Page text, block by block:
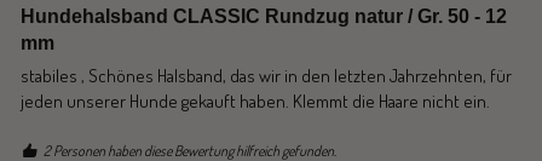
Hundehalsband CLASSIC Rundzug natur / Gr. 50 - 12
mm
stabiles , Schönes Halsband, das wir in den letzten Jahrzehnten, für
jeden unserer Hunde gekauft haben. Klemmt die Haare nicht ein.
2 Personen haben diese Bewertung hilfreich gefunden.